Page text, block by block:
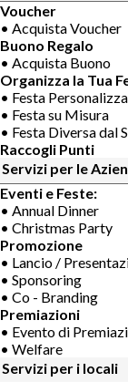
Voucher
• Acquista Voucher
Buono Regalo
• Acquista Buono
Organizza la Tua
• Festa
• Festa su Misura
• Festa Diversa dal
Raccogli Punti
Servizi per le
Eventi e Feste:
• Annual Dinner
• Christmas Party
Promozione
• Lancio /
• Sponsoring
• Co - Branding
Premiazioni
• Evento di
• Welfare
Servizi per i locali